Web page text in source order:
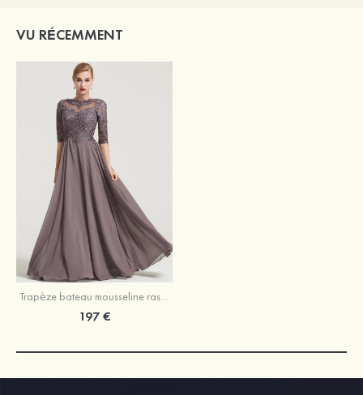
VU RÉCEMMENT
Trapèze bateau mousseline ras du sol robe de mere de la mariée portobello
197 €